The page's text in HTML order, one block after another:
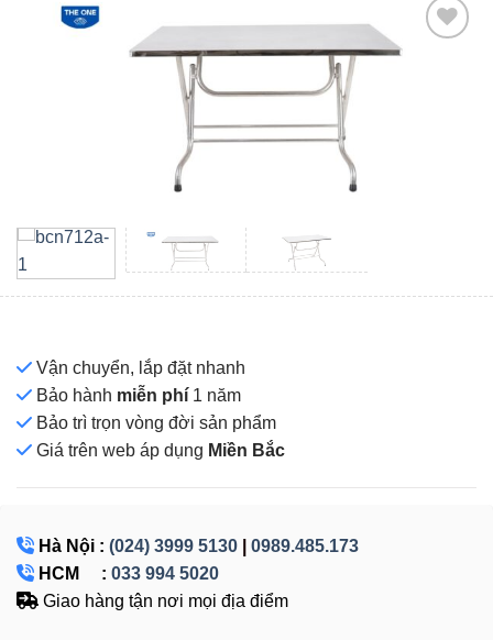
Vận chuyển, lắp đặt nhanh
Bảo hành miễn phí 1 năm
Bảo trì trọn vòng đời sản phẩm
Giá trên web áp dụng Miền Bắc
Hà Nội : (024) 3999 5130
0989.485.173
HCM : 033 994 5020
Giao hàng tận nơi mọi địa điểm